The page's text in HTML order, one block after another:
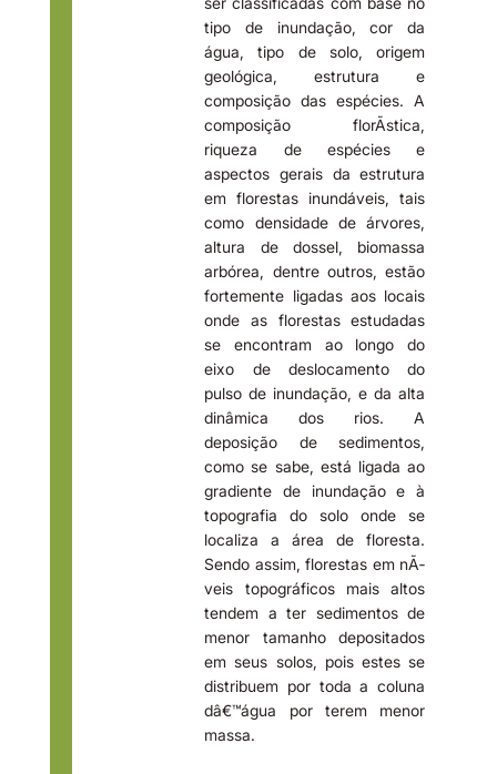
tipo de inundação, cor da
água, tipo de solo, origem
geológica, estrutura e
composição das espécies. A
composição florÃ­stica,
riqueza de espécies e
aspectos gerais da estrutura
em florestas inundáveis, tais
como densidade de árvores,
altura de dossel, biomassa
arbórea, dentre outros, estão
fortemente ligadas aos locais
onde as florestas estudadas
se encontram ao longo do
eixo de deslocamento do
pulso de inundação, e da alta
dinâmica dos rios. A
deposição de sedimentos,
como se sabe, está ligada ao
gradiente de inundação e à
topografia do solo onde se
localiza a área de floresta.
Sendo assim, florestas em nÃ­
veis topográficos mais altos
tendem a ter sedimentos de
menor tamanho depositados
em seus solos, pois estes se
distribuem por toda a coluna
dâ€™água por terem menor
massa.